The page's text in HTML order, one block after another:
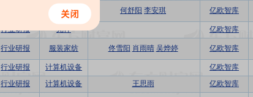
汽车零部件 何舒阳 李安琪 亿欧智库
行业研报 元件 亿欧智库
行业研报 服装家纺 佟雪阳 肖雨晴 吴烨婷 亿欧智库
行业研报 计算机设备 亿欧智库
行业研报 计算机设备 王思雨 亿欧智库